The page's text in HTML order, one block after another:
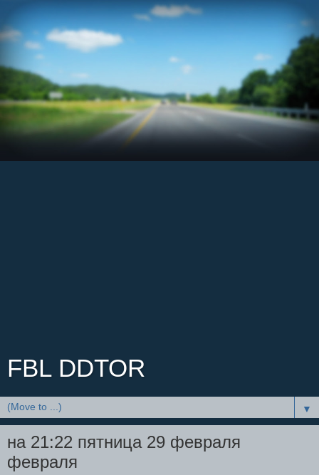
FBL DDTOR
▼
на 21:22 пятница 29 февраля
февраля